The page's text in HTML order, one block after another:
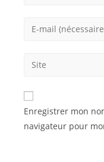
Enregistrer mon
navigateur pour